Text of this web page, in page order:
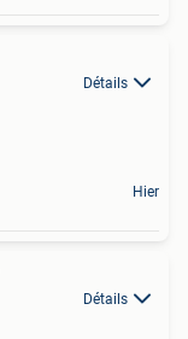
Détails
Hier
Détails